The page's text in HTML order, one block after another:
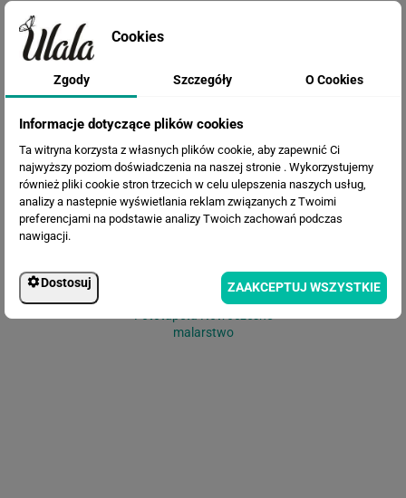
Fototapeta Marmur Beżowy
Fototapeta Nowoczesne
malarstwo
Cookies
Zgody Szczegóły O Cookies
Informacje dotyczące plików cookies
Ta witryna korzysta z własnych plików cookie, aby zapewnić Ci
najwyższy poziom doświadczenia na naszej stronie . Wykorzystujemy
również pliki cookie stron trzecich w celu ulepszenia naszych usług,
analizy a nastepnie wyświetlania reklam związanych z Twoimi
preferencjami na podstawie analizy Twoich zachowań podczas
nawigacji.
Dostosuj ZAAKCEPTUJ WSZYSTKIE